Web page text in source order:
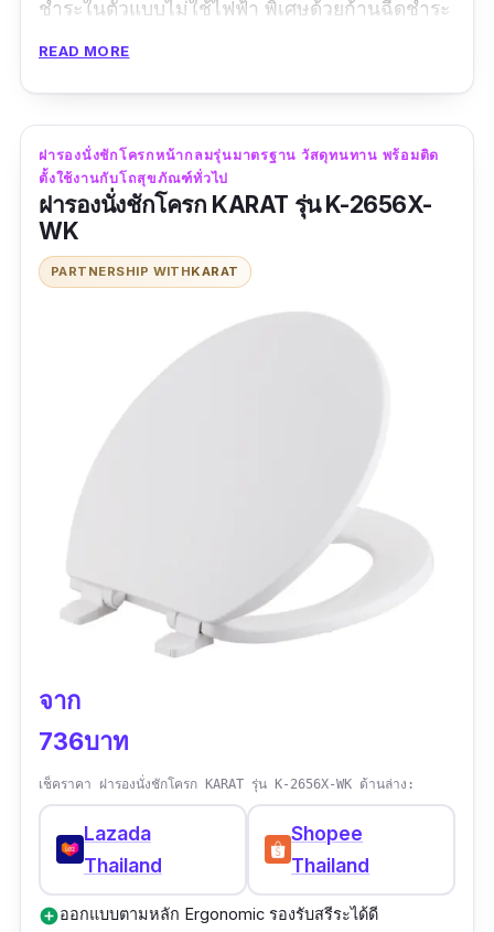
ชำระในตัวแบบไม่ใช้ไฟฟ้า พิเศษด้วยก้านฉีดชำระ
ความสะดวกสำหรับผู้หญิงด้วย
รีวิวจากผู้ใช้จริง:
“จัดส่งไวมากๆๆๆ หลังจากกดขอคืนเงิน แพ็คสินค้า
มาดีมาก มีกันกระแทกมาให้ด้วย ขนส่งดีมาก
คุณภาพสินค้าดีมาก แข็งแรง ใช้งานได้ เป็นปกติ
สินค้าดีมีคุณภาพ สมราคาดังที่คาดไว้”
READ MORE
ฝารองนั่งชักโครกหน้ากลมรุ่นมาตรฐาน วัสดุทนทาน พร้อมติด
ตั้งใช้งานกับโถสุขภัณฑ์ทั่วไป
ฝารองนั่งชักโครก KARAT รุ่น K-2656X-
WK
PARTNERSHIP WITHKARAT
จาก
736บาท
เช็คราคา ฝารองนั่งชักโครก KARAT รุ่น K-2656X-WK ด้านล่าง:
Lazada
Thailand
Shopee
Thailand
add_circleออกแบบตามหลัก Ergonomic รองรับสรีระได้ดี